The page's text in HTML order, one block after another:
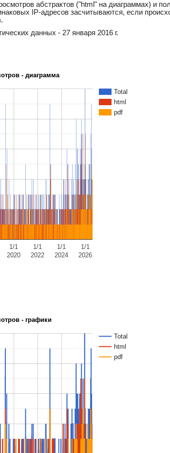
абстрактов ("html" на диаграммах) и
IP-адресов засчитываются, если
данных - 27 января 2016 г.
- диаграмма
Total
html
pdf
1/1
2020
1/1
2022
1/1
2024
1/1
2026
- графики
Total
html
pdf